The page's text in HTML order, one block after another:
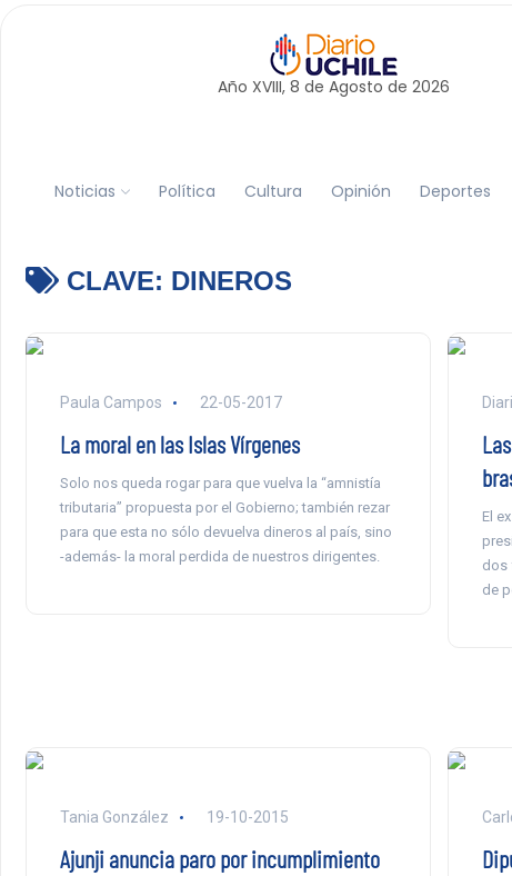
Año XVIII, 8 de Agosto de 2026
Noticias Política Cultura Opinión Deportes
CLAVE: DINEROS
Paula Campos 22-05-2017
La moral en las Islas Vírgenes
Solo nos queda rogar para que vuelva la “amnistía
tributaria” propuesta por el Gobierno; también rezar
para que esta no sólo devuelva dineros al país, sino
-además- la moral perdida de nuestros dirigentes.
El
dos
de
Tania González 19-10-2015
Ajunji anuncia paro por incumplimiento